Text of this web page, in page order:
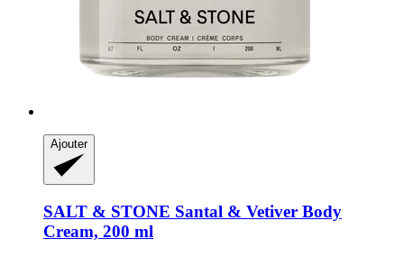
Ajouter
SALT & STONE Santal & Vetiver Body
Cream, 200 ml